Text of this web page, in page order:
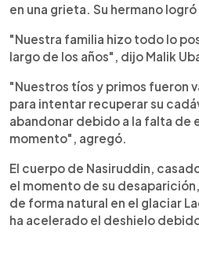
en una grieta. Su hermano logró
"Nuestra familia hizo todo lo
largo de los años", dijo Malik
"Nuestros tíos y primos fueron
para intentar recuperar su
abandonar debido a la falta de
momento", agregó.
El cuerpo de Nasiruddin,
el momento de su
de forma natural en el glaciar
ha acelerado el deshielo